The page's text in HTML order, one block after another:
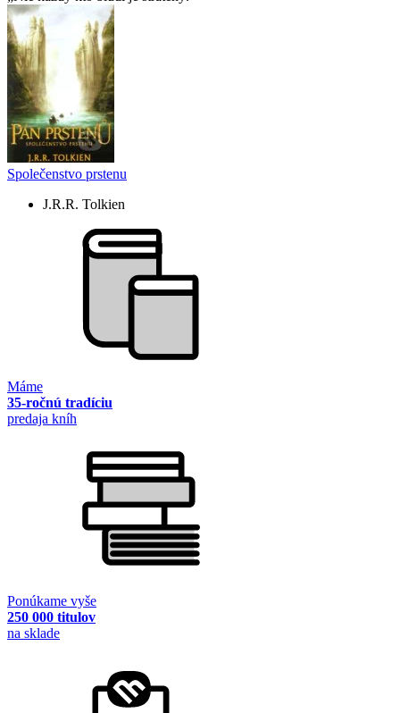
Společenstvo prstenu
J.R.R. Tolkien
Máme
35-ročnú tradíciu
predaja kníh
Ponúkame vyše
250 000 titulov
na sklade